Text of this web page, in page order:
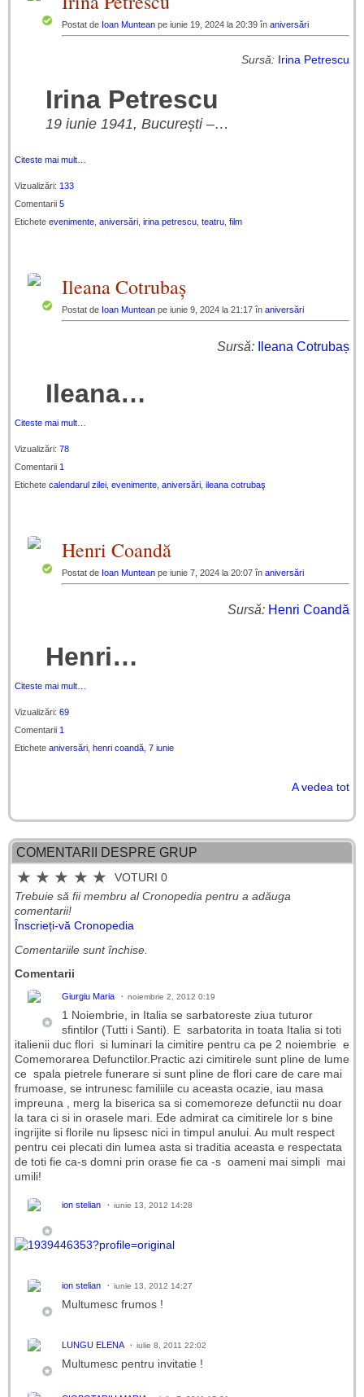
Postat de Ioan Muntean pe iunie 19, 2024 la 20:39 în aniversări
Sursă: Irina Petrescu
Irina Petrescu
19 iunie 1941, București –…
Citeste mai mult…
Vizualizări: 133
Comentarii 5
Etichete evenimente aniversări irina petrescu teatru film
Ileana Cotrubaș
Postat de Ioan Muntean pe iunie 9, 2024 la 21:17 în aniversări
Sursă: Ileana Cotrubaș
Ileana…
Citeste mai mult…
Vizualizări: 78
Comentarii 1
Etichete calendarul zilei evenimente aniversări ileana cotrubaş
Henri Coandă
Postat de Ioan Muntean pe iunie 7, 2024 la 20:07 în aniversări
Sursă: Henri Coandă
Henri…
Citeste mai mult…
Vizualizări: 69
Comentarii 1
Etichete aniversări henri coandă 7 iunie
A vedea tot
COMENTARII DESPRE GRUP
★ ★ ★ ★ ★
VOTURI 0
Trebuie să fii membru al Cronopedia ​​pentru a adăuga
comentarii!
Înscrieți-vă Cronopedia
Comentariile sunt închise.
Comentarii
Giurgiu Maria noiembrie 2, 2012 0:19
1 Noiembrie, in Italia se sarbatoreste ziua tuturor
sfintilor (Tutti i Santi). E sarbatorita in toata Italia si toti
italienii duc flori si luminari la cimitire pentru ca pe 2 noiembrie e
Comemorarea Defunctilor.Practic azi cimitirele sunt pline de lume
ce spala pietrele funerare si sunt pline de flori care de care mai
frumoase, se intrunesc familiile cu aceasta ocazie, iau masa
impreuna , merg la biserica sa si comemoreze defunctii nu doar
la tara ci si in orasele mari. Ede admirat ca cimitirele lor s bine
ingrijite si florile nu lipsesc nici in timpul anului. Au mult respect
pentru cei plecati din lumea asta si traditia aceasta e respectata
de toti fie ca-s domni prin orase fie ca -s oameni mai simpli mai
umili!
ion stelian iunie 13, 2012 14:28
ion stelian iunie 13, 2012 14:27
Multumesc frumos !
LUNGU ELENA iulie 8, 2011 22:02
Multumesc pentru invitatie !